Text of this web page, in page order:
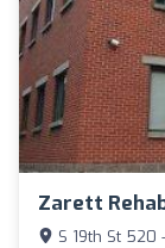
Zarett
S 19th St 520